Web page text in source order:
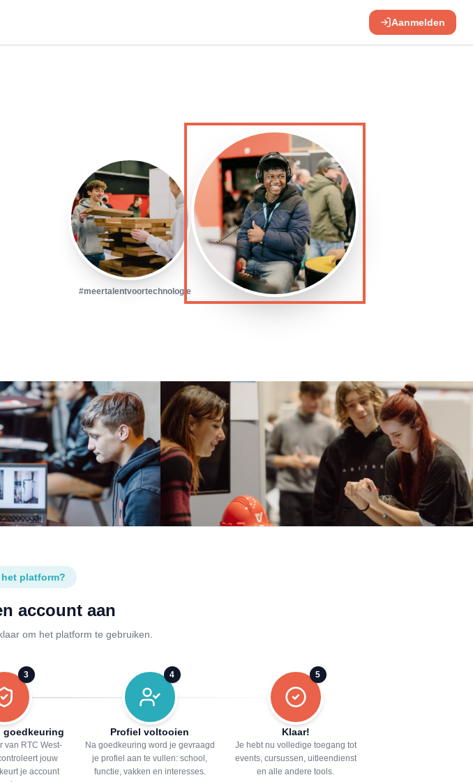
Aanmelden
#meertalentvoortechnologie
platform?
account aan
om het platform te gebruiken.
3
goedkeuring
van RTC West-
jouw
je account
4
Profiel voltooien
Na goedkeuring word je gevraagd
je profiel aan te vullen: school,
functie, vakken en interesses.
5
Klaar!
Je hebt nu volledige toegang tot
events, cursussen, uitleendienst
en alle andere tools.